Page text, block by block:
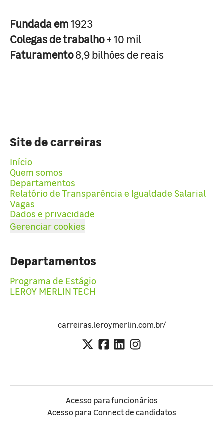
Fundada em1923
Colegas de trabalho+ 10 mil
Faturamento8,9 bilhões de reais
Site de carreiras
Início
Quem somos
Departamentos
Relatório de Transparência e Igualdade Salarial
Vagas
Dados e privacidade
Gerenciar cookies
Departamentos
Programa de Estágio
LEROY MERLIN TECH
carreiras.leroymerlin.com.br/
Acesso para funcionários
Acesso para Connect de candidatos